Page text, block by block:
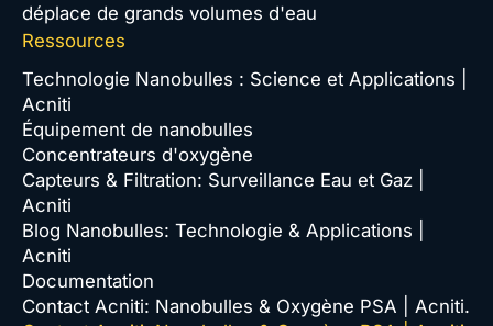
déplace de grands volumes d'eau
Ressources
Technologie Nanobulles : Science et Applications |
Acniti
Équipement de nanobulles
Concentrateurs d'oxygène
Capteurs & Filtration: Surveillance Eau et Gaz |
Acniti
Blog Nanobulles: Technologie & Applications |
Acniti
Documentation
Contact Acniti: Nanobulles & Oxygène PSA | Acniti.